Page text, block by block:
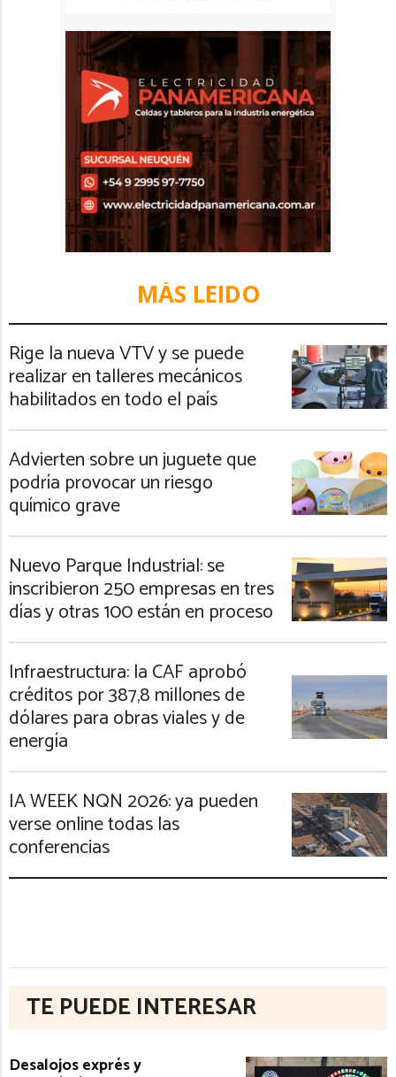
MÁS LEIDO
Rige la nueva VTV y se puede
realizar en talleres mecánicos
habilitados en todo el país
Advierten sobre un juguete que
podría provocar un riesgo
químico grave
Nuevo Parque Industrial: se
inscribieron 250 empresas en tres
días y otras 100 están en proceso
Infraestructura: la CAF aprobó
créditos por 387,8 millones de
dólares para obras viales y de
energía
IA WEEK NQN 2026: ya pueden
verse online todas las
conferencias
TE PUEDE INTERESAR
Desalojos exprés y